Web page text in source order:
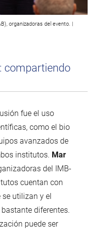
organizadoras del evento. |
compartiendo
fue el uso
como el bio
avanzados de
institutos. Mar
del IMB-
cuentan con
utilizan y el
diferentes.
puede ser